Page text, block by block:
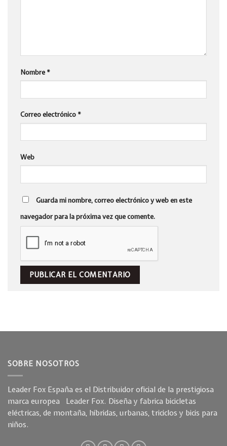
Nombre *
Correo electrónico *
Web
Guarda mi nombre, correo electrónico y web en este
navegador para la próxima vez que comente.
SOBRE NOSOTROS
Leader Fox España es el Distribuidor oficial de la prestigiosa
marca europea Leader Fox. Diseña y fabrica bicicletas
eléctricas, de montaña, híbridas, urbanas, triciclos y bicis para
niños.